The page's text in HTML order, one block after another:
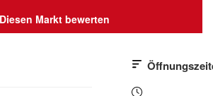
Diesen Markt bewerten